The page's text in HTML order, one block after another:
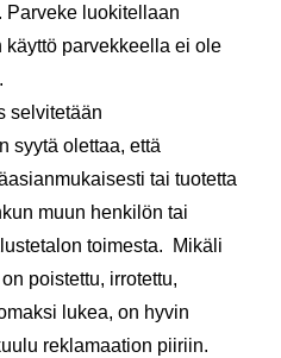
Parveke luokitellaan
parvekkeella ei ole
selvitetään
syytä olettaa, että
tai tuotetta
muun henkilön tai
toimesta. Mikäli
poistettu, irrotettu,
lukea, on hyvin
reklamaation piiriin.